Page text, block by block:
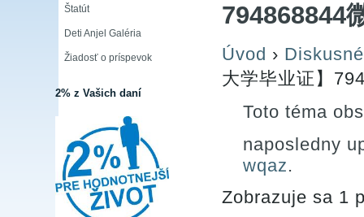
Štatút
Deti Anjel Galéria
Žiadosť o príspevok
2% z Vašich daní
794868844
Úvod ›
大学毕业证】
Toto téma
naposledny
wqaz.
Zobrazuje sa 1